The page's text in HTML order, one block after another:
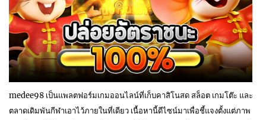
medee98 เป็นแพลตฟอร์มเกมออนไลน์ที่เก็บคาสิโนสด สล็อต เกมโต๊ะ และ
ตลาดเดิมพันกีฬาเอาไว้ภายในที่เดียว เนื้อหานี้ดีไซน์มาเพื่อชี้แจงตั้งแต่ภาพ